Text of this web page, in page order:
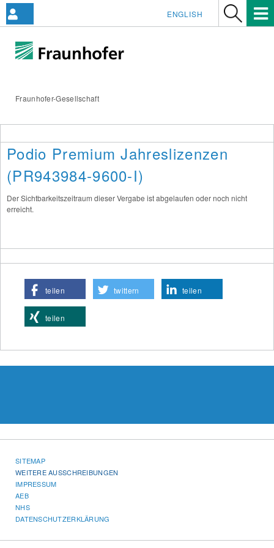
Fraunhofer-Gesellschaft
ENGLISH
Podio Premium Jahreslizenzen
(PR943984-9600-I)
Der Sichtbarkeitszeitraum dieser Vergabe ist abgelaufen oder noch nicht
erreicht.
teilen twittern teilen
teilen
SITEMAP
WEITERE AUSSCHREIBUNGEN
IMPRESSUM
AEB
NHS
DATENSCHUTZERKLÄRUNG